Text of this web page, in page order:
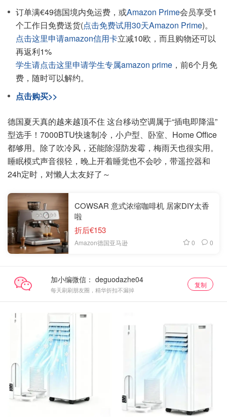
订单满€49德国境内免运费，或Amazon Prime会员享受1
个工作日免费送货(点击免费试用30天Amazon Prime)。
点击这里申请amazon信用卡立减10欧，而且购物还可以
再返利1%
学生请点击这里申请学生专属amazon prime ，前6个月免
费，随时可以解约。
点击购买>>
德国夏天真的越来越顶不住 这台移动空调属于“插电即降温”
型选手！7000BTU快速制冷，小户型、卧室、Home Office
都够用。除了吹冷风，还能除湿防发霉，梅雨天也很实用。
睡眠模式声音很轻，晚上开着睡觉也不会吵，带遥控器和
24h定时，对懒人太友好了～
COWSAR 意式浓缩咖啡机 居家DIY太香
啦
折后€153
Amazon德国亚马逊 0 0
加小编微信：
每天刷刷朋友圈，精华折扣不漏掉
复制